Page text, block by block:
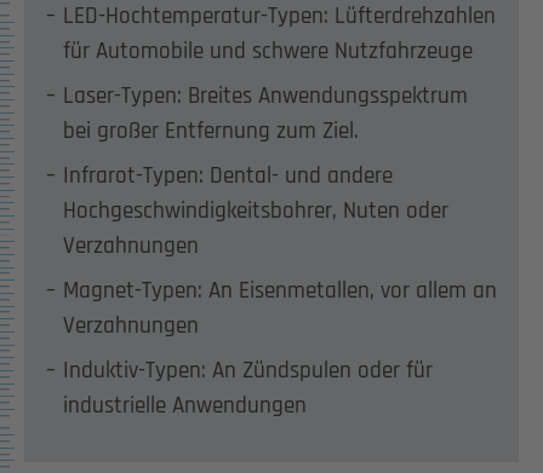
LED-Hochtemperatur-Typen: Lüfterdrehzahlen
für Automobile und schwere Nutzfahrzeuge
Laser-Typen: Breites Anwendungsspektrum
bei großer Entfernung zum Ziel.
Infrarot-Typen: Dental- und andere
Hochgeschwindigkeitsbohrer, Nuten oder
Verzahnungen
Magnet-Typen: An Eisenmetallen, vor allem an
Verzahnungen
Induktiv-Typen: An Zündspulen oder für
industrielle Anwendungen